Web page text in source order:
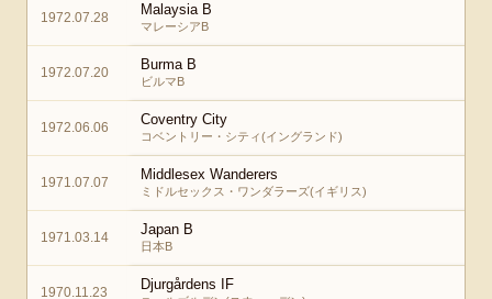
1972.07.28 Malaysia B
マレーシアB
1972.07.20 Burma B
ビルマB
1972.06.06 Coventry City
コベントリー・シティ(イングランド)
1971.07.07 Middlesex Wanderers
ミドルセックス・ワンダラーズ(イギリス)
1971.03.14 Japan B
日本B
1970.11.23 Djurgårdens IF